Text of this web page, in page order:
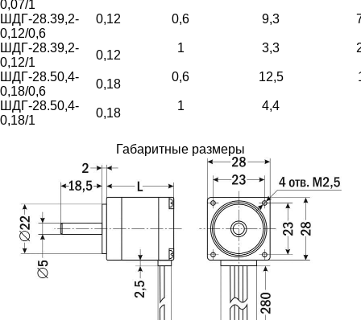
0,07/1
ШДГ-28.39,2-
0,12/0,6
0,12 0,6 9,3
ШДГ-28.39,2-
0,12/1
0,12
1 3,3
ШДГ-28.50,4-
0,18/0,6
0,18
0,6 12,5
ШДГ-28.50,4-
0,18/1
0,18
1 4,4
Габаритные размеры